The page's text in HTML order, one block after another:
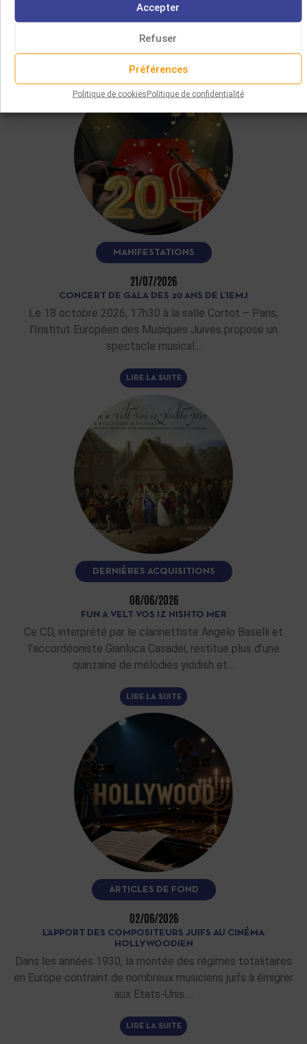
Accepter
Refuser
Préférences
Politique de cookiesPolitique de confidentialité
VOUS AIMEREZ AUSSI
MANIFESTATIONS
21/07/2026
CONCERT DE GALA DES 20 ANS DE L’IEMJ
Le 18 octobre 2026, 17h30 à la salle Cortot – Paris,
l’Institut Européen des Musiques Juives propose un
spectacle musical…
LIRE LA SUITE
DERNIÈRES ACQUISITIONS
08/06/2026
FUN A VELT VOS IZ NISHTO MER
Ce CD, interprété par le clarinettiste Angelo Baselli et
l’accordéoniste Gianluca Casadei, restitue plus d’une
quinzaine de mélodies yiddish et…
LIRE LA SUITE
ARTICLES DE FOND
02/06/2026
L’APPORT DES COMPOSITEURS JUIFS AU CINÉMA
HOLLYWOODIEN
Dans les années 1930, la montée des régimes totalitaires
en Europe contraint de nombreux musiciens juifs à émigrer
aux Etats-Unis.…
LIRE LA SUITE